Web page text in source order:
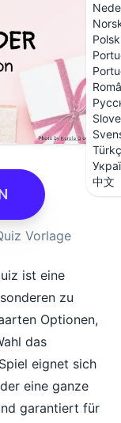
中文
Vorlage
ist eine
zu
Optionen,
das
eignet sich
eine ganze
garantiert für